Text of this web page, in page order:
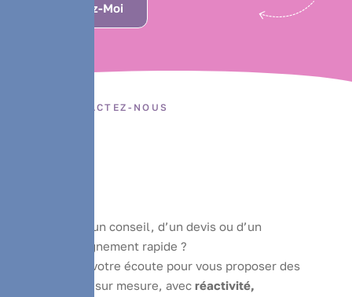
Contactez-Moi
CONTACTEZ-NOUS
Besoin d’un conseil, d’un devis ou d’un
accompagnement rapide ?
Je suis à votre écoute pour vous proposer des
solutions sur mesure, avec réactivité,